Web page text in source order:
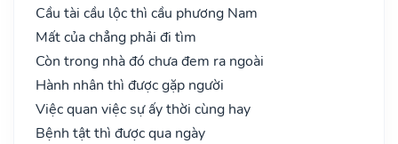
Cầu tài cầu lộc thì cầu phương Nam
Mất của chẳng phải đi tìm
Còn trong nhà đó chưa đem ra ngoài
Hành nhân thì được gặp người
Việc quan việc sự ấy thời cùng hay
Bệnh tật thì được qua ngày